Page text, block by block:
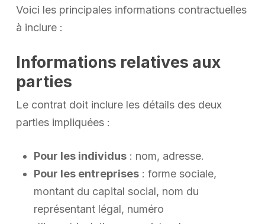
Voici les principales informations contractuelles
à inclure :
Informations relatives aux
parties
Le contrat doit inclure les détails des deux
parties impliquées :
Pour les individus: nom, adresse.
Pour les entreprises: forme sociale,
montant du capital social, nom du
représentant légal, numéro